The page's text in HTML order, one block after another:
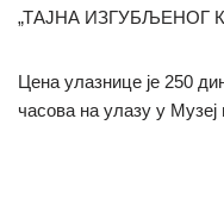
„ТАЈНА ИЗГУБЉЕНОГ
Цена улазнице је 250
часова на улазу у